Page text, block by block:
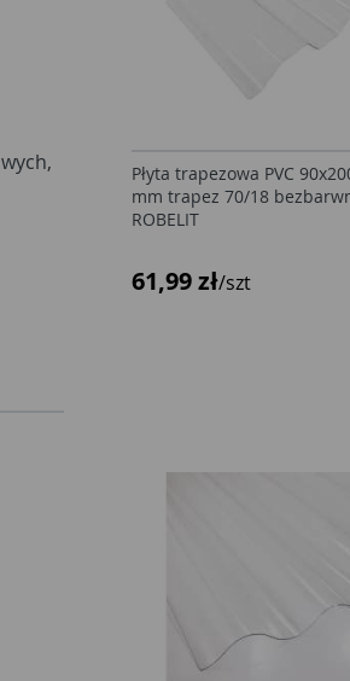
Płyta trapezowa PVC
mm trapez 70/18
ROBELIT
61,99 zł/szt